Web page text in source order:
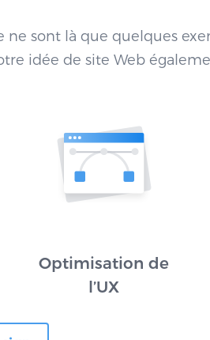
ne sont là que quelques
idée de site Web
Optimisation de
l’UX